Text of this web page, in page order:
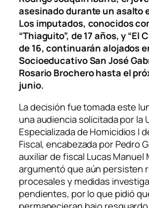
asesinado durante un asalto
Los imputados, conocidos
“Thiaguito”, de 17 años, y “El
de 16, continuarán alojados
Socioeducativo San José
Rosario Brochero hasta el
junio.
La decisión fue tomada este
una audiencia solicitada por la
Especializada de Homicidios I
Fiscal, encabezada por Pedro
auxiliar de fiscal Lucas Manuel
argumentó que aún persisten
procesales y medidas
pendientes, por lo que pidió